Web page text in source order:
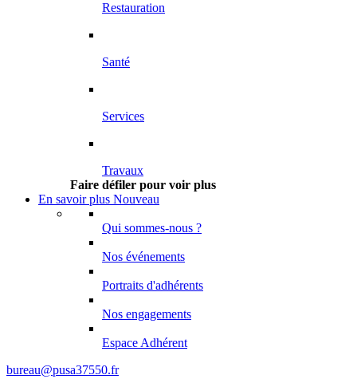
Restauration
Santé
Services
Travaux
Faire défiler pour voir plus
En savoir plus Nouveau
Qui sommes-nous ?
Nos événements
Portraits d'adhérents
Nos engagements
Espace Adhérent
bureau@pusa37550.fr